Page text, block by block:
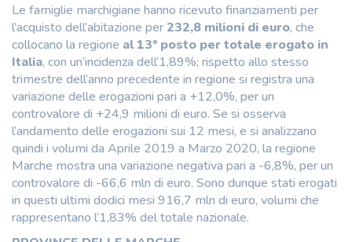
Le famiglie marchigiane hanno ricevuto finanziamenti per
l’acquisto dell’abitazione per 232,8 milioni di euro, che
collocano la regione al 13° posto per totale erogato in
Italia, con un’incidenza dell’1,89%; rispetto allo stesso
trimestre dell’anno precedente in regione si registra una
variazione delle erogazioni pari a +12,0%, per un
controvalore di +24,9 milioni di euro. Se si osserva
l’andamento delle erogazioni sui 12 mesi, e si analizzano
quindi i volumi da Aprile 2019 a Marzo 2020, la regione
Marche mostra una variazione negativa pari a -6,8%, per un
controvalore di -66,6 mln di euro. Sono dunque stati erogati
in questi ultimi dodici mesi 916,7 mln di euro, volumi che
rappresentano l’1,83% del totale nazionale.